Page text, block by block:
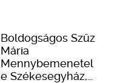
Boldogságos Szűz
Mária
Mennybemenetel
e Székesegyház,…